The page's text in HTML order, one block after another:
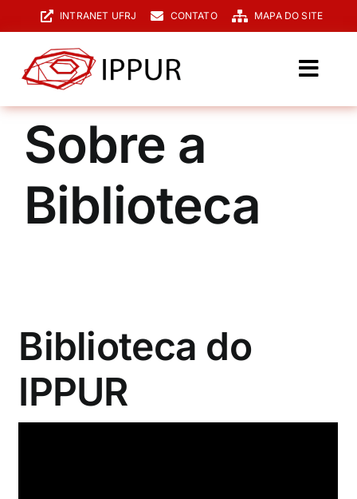
para
conteúdo
INTRANET UFRJ CONTATO MAPA DO SITE
O IPPUR
Graduação
Especialização
Eventos e Certificados
Comunicação
Sobre a
Biblioteca
Biblioteca do
IPPUR